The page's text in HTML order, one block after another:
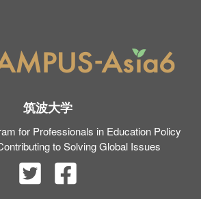
筑波大学
for Professionals in Education Policy
to Solving Global Issues